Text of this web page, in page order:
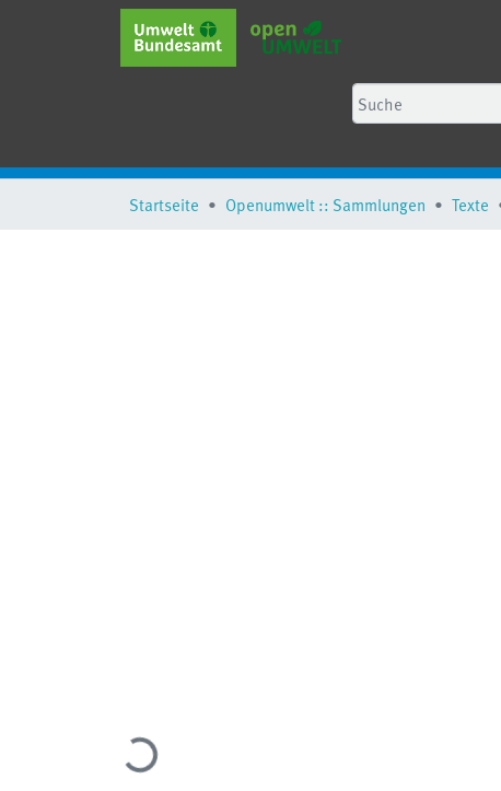
Startseite Openumwelt :: Sammlungen Texte
Lade...